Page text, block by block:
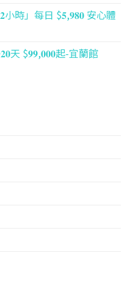
小時」每日 $𝟓,𝟗𝟖𝟎 安心體
天 $𝟗𝟗,𝟎𝟎𝟎起-宜蘭館